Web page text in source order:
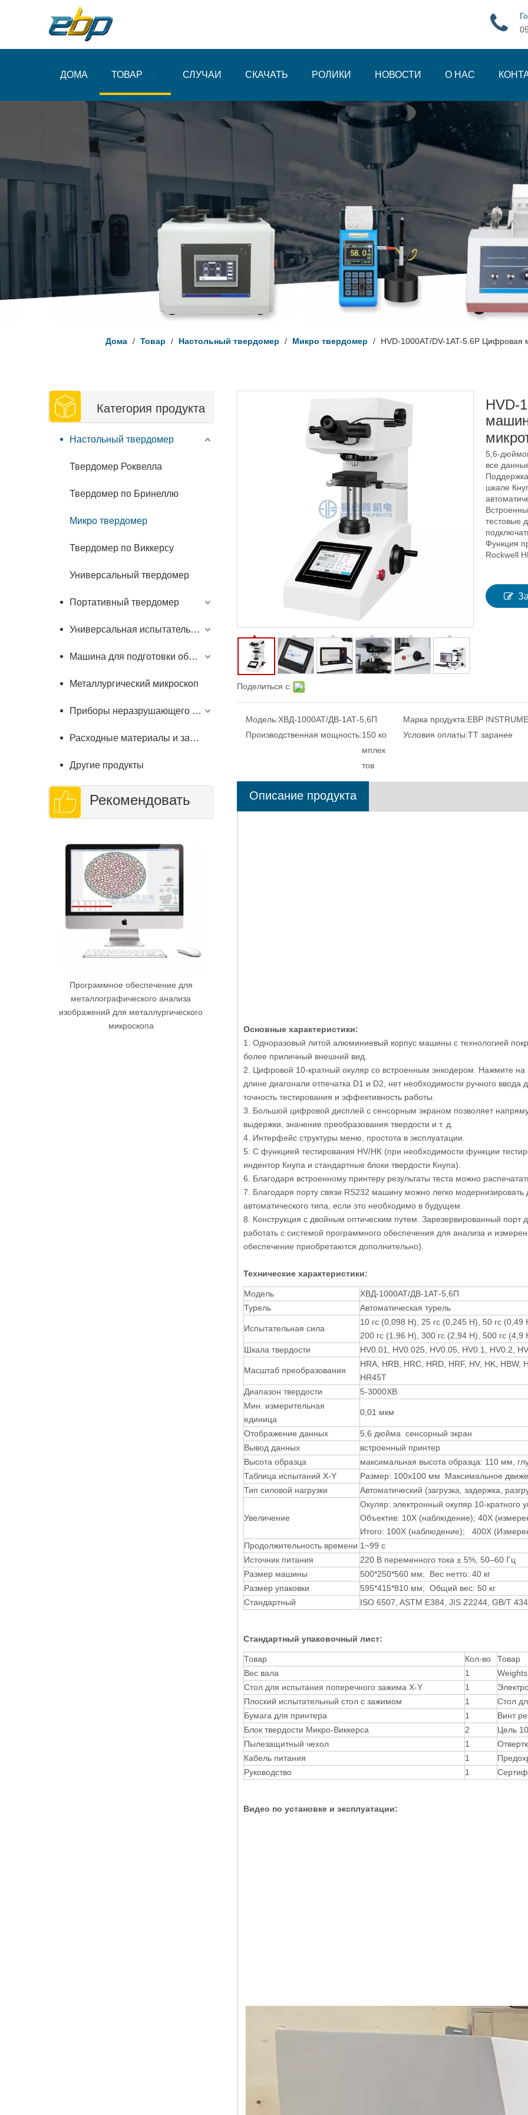
ДОМА ТОВАР СЛУЧАИ СКАЧАТЬ РОЛИКИ НОВОСТИ О НАС
Дома / Товар / Настольный твердомер / Микро твердомер / HVD-1000AT/DV-1AT-5.6P Цифровая
Категория продукта
Настольный твердомер
Твердомер Роквелла
Твердомер по Бринеллю
Микро твердомер
Твердомер по Виккерсу
Универсальный твердомер
Портативный твердомер
Универсальная испытательная машина
Машина для подготовки образцов
Металлургический микроскоп
Приборы неразрушающего контроля
Расходные материалы и запчасти
Другие продукты
Рекомендовать
Поделиться с:
HVD-
5,6-
все
шкале
тестовые
Функция
Rockwell
Модель:ХВД-1000АТ/ДВ-1АТ-5,6П Марка продукта:EBP
Производственная мощность:150 ко
мплек
тов
Условия оплаты:ТТ заранее
Описание продукта
Основные характеристики:
1. Одноразовый литой алюминиевый корпус машины с технологией
более приличный внешний вид.
2. Цифровой 10-кратный окуляр со встроенным энкодером. Нажмите на
длине диагонали отпечатка D1 и D2, нет необходимости ручного
точность тестирования и эффективность работы.
3. Большой цифровой дисплей с сенсорным экраном позволяет
выдержки, значение преобразования твердости и т. д.
4. Интерфейс структуры меню, простота в эксплуатации.
5. С функцией тестирования HV/HK (при необходимости функции
индентор Кнупа и стандартные блоки твердости Кнупа).
6. Благодаря встроенному принтеру результаты теста можно
7. Благодаря порту связи RS232 машину можно легко модернизировать
автоматического типа, если это необходимо в будущем.
8. Конструкция с двойным оптическим путем. Зарезервированный
работать с системой программного обеспечения для анализа и
обеспечение приобретаются дополнительно).
Технические характеристики:
Модель ХВД-1000АТ/ДВ-1АТ-5,6П
Турель
Автоматическая турель
Испытательная сила
10 гс (0,098 Н), 25 гс (0,245 Н), 50 гс (0,49
200 гс (1,96 Н), 300 гс (2,94 Н), 500 гс (4,9
Шкала твердости
HV0.01, HV0.025, HV0.05, HV0.1, HV0.2,
Масштаб преобразования
HRA, HRB, HRC, HRD, HRF, HV, HK, HBW,
HR45T
Диапазон твердости
5-3000ХВ
Мин. измерительная
единица
0,01 мкм
Отображение данных
5,6 дюйма сенсорный экран
Вывод данных
встроенный принтер
Высота образца
максимальная высота образца: 110 мм,
Таблица испытаний X-Y
Размер: 100x100 мм Максимальное
Тип силовой нагрузки
Автоматический (загрузка, задержка,
Увеличение
Окуляр: электронный окуляр 10-кратного
Объектив: 10X (наблюдение); 40X
Итого: 100X (наблюдение); 400X
Продолжительность времени 1~99 с
Источник питания
220 В переменного тока ± 5%, 50–60 Гц
Размер машины
500*250*560 мм; Вес нетто: 40 кг
Размер упаковки
595*415*810 мм; Общий вес: 50 кг
Стандартный
ISO 6507, ASTM E384, JIS Z2244, GB/T
Стандартный упаковочный лист:
Товар Кол-во Товар
Вес вала
1 Weights
Стол для испытания поперечного зажима X-Y
1
Плоский испытательный стол с зажимом
1 Стол
Бумага для принтера
1 Винт
Блок твердости Микро-Виккерса
2 Цель
Пылезащитный чехол
1
Кабель питания
1
Руководство
1
Видео по установке и эксплуатации: